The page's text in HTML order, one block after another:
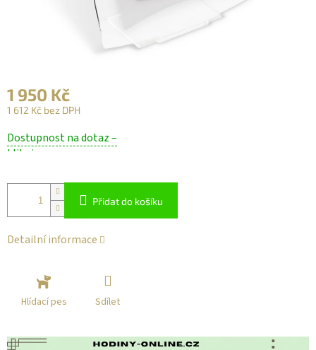
1 950 Kč
1 612 Kč bez DPH
cena:
Dostupnost na dotaz –
klikni
Přidat do košíku
Detailní informace
Hlídací pes Sdílet